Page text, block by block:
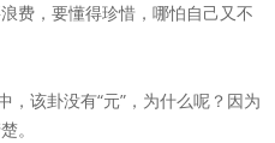
费，要懂得珍惜，哪怕自己又不
，该卦没有“元”，为什么呢？因为
。